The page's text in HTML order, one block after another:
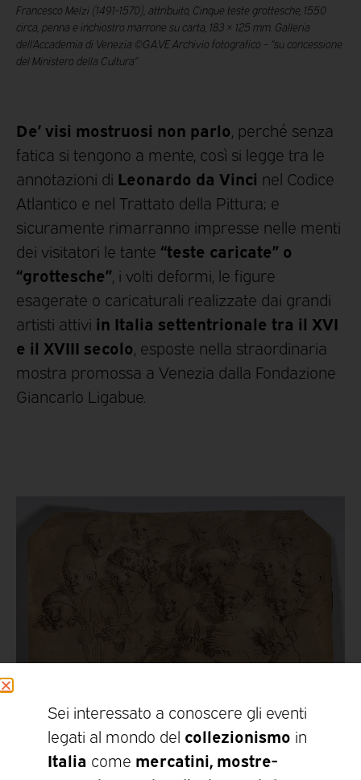
Francesco Melzi (1491-1570), attribuito, Cinque teste grottesche, 1550
circa, penna e inchiostro marrone su carta, 183 × 125 mm. Galleria
dell’Accademia di Venezia ©G.A.VE Archivio fotografico – “su concessione
del Ministero della Cultura”
De’ visi mostruosi non parlo , perché senza
fatica si tengono a mente, così si legge tra le
annotazioni di Leonardo da Vinci nel Codice
Atlantico e nel Trattato della Pittura; e
sicuramente rimarranno impresse nelle menti
dei visitatori le tante “teste caricate” o
“grottesche” , i volti deformi, le figure
esagerate o caricaturali realizzate dai grandi
artisti attivi in Italia settentrionale tra il XVI
e il XVIII secolo , esposte nella straordinaria
mostra promossa a Venezia dalla Fondazione
Giancarlo Ligabue.
Pietro Antonio Novelli (1729-1804), Sedici figure, penna e inchiostro
seppia su carta tagliata agli angoli, 93 × 145 mm. Collezione privata
Sei interessato a conoscere gli eventi
legati al mondo del collezionismo in
Italia come mercatini, mostre-